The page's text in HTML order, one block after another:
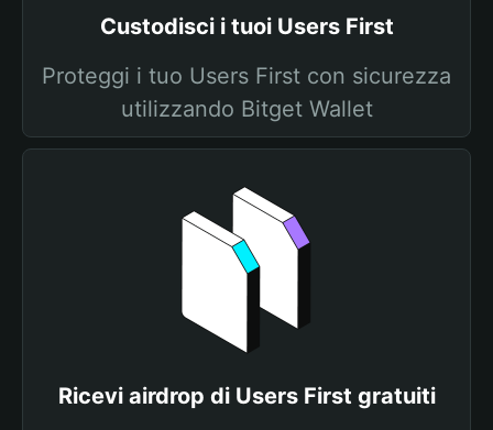
Custodisci i tuoi Users First
Proteggi i tuo Users First con sicurezza
utilizzando Bitget Wallet
Ricevi airdrop di Users First gratuiti